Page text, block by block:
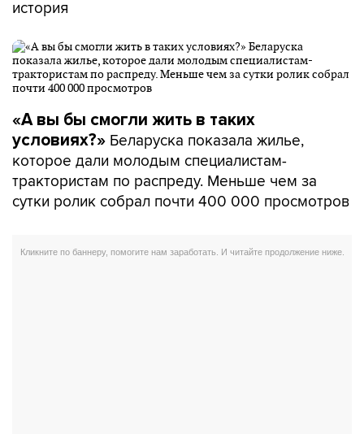
история
«А вы бы смогли жить в таких
условиях?» Беларуска показала жилье,
которое дали молодым специалистам-
трактористам по распреду. Меньше чем за
сутки ролик собрал почти 400 000 просмотров